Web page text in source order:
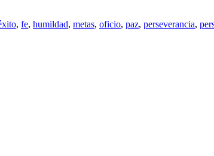
, fe, humildad, metas, oficio, paz, perseverancia,